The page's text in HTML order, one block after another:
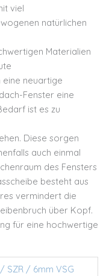
viel
natürlichen
Materialien
neuartige
Fenster eine
ist es zu
Diese sorgen
auch einmal
des Fensters
besteht aus
vermindert die
über Kopf.
für eine hochwertige
SZR / 6mm VSG